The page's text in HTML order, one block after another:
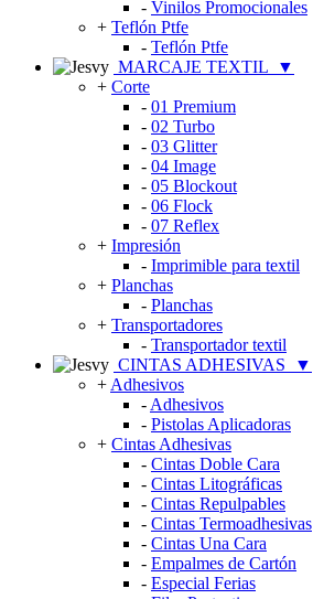
- Vinilos Promocionales
+ Teflón Ptfe
- Teflón Ptfe
MARCAJE TEXTIL
▼
+ Corte
- 01 Premium
- 02 Turbo
- 03 Glitter
- 04 Image
- 05 Blockout
- 06 Flock
- 07 Reflex
+ Impresión
- Imprimible para textil
+ Planchas
- Planchas
+ Transportadores
- Transportador textil
CINTAS ADHESIVAS
▼
+ Adhesivos
- Adhesivos
- Pistolas Aplicadoras
+ Cintas Adhesivas
- Cintas Doble Cara
- Cintas Litográficas
- Cintas Repulpables
- Cintas Termoadhesivas
- Cintas Una Cara
- Empalmes de Cartón
- Especial Ferias